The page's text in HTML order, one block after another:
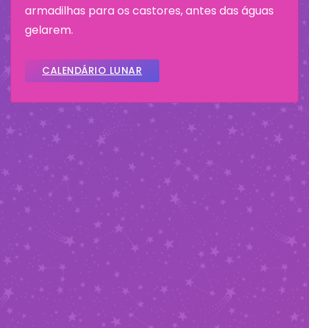
armadilhas para os castores, antes das águas
gelarem.
CALENDÁRIO LUNAR